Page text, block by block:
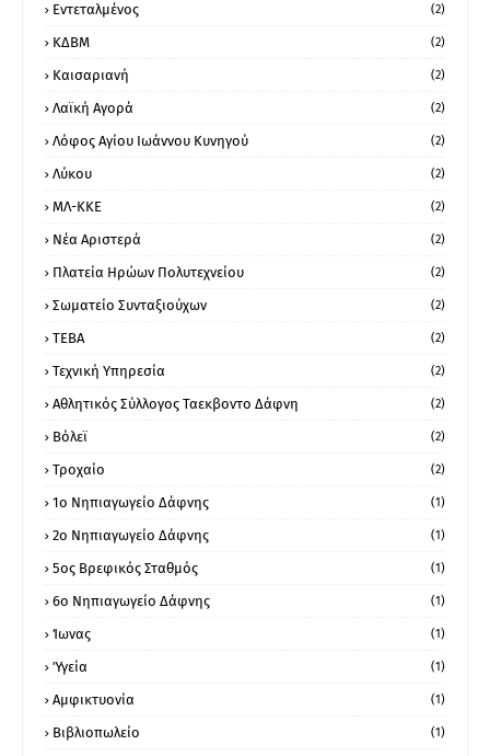
Εντεταλμένος (2)
ΚΔΒΜ (2)
Καισαριανή (2)
Λαϊκή Αγορά (2)
Λόφος Αγίου Ιωάννου Κυνηγού (2)
Λύκου (2)
ΜΛ-ΚΚΕ (2)
Νέα Αριστερά (2)
Πλατεία Ηρώων Πολυτεχνείου (2)
Σωματείο Συνταξιούχων (2)
ΤΕΒΑ (2)
Τεχνική Υπηρεσία (2)
Αθλητικός Σύλλογος Ταεκβοντο Δάφνη (2)
Βόλεϊ (2)
Τροχαίο (2)
1ο Νηπιαγωγείο Δάφνης (1)
2ο Νηπιαγωγείο Δάφνης (1)
5ος Βρεφικός Σταθμός (1)
6ο Νηπιαγωγείο Δάφνης (1)
Ίωνας (1)
Ύγεία (1)
Αμφικτυονία (1)
Βιβλιοπωλείο (1)